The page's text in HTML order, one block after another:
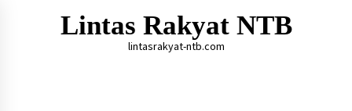
Lintas Rakyat NTB
lintasrakyat-ntb.com